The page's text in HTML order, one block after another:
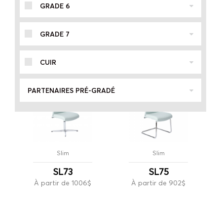
GRADE 6
GRADE 7
CUIR
PARTENAIRES PRÉ-GRADÉ
SL70
À partir de 885$ À partir de 821$
Slim
SL73
À partir de 1006$
Slim
SL75
À partir de 902$